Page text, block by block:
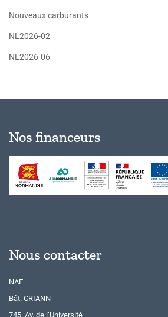
Nouveaux carburants
NL2026-02
NL2026-06
Nos financeurs
Nous contacter
NAE
Bât. CRIANN
745, Av. de l’Université